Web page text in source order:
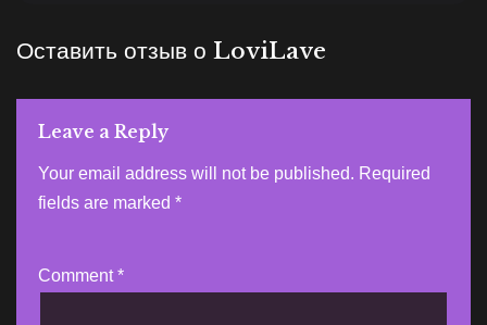
Оставить отзыв о LoviLave
Leave a Reply
Your email address will not be published. Required
fields are marked *
Comment*